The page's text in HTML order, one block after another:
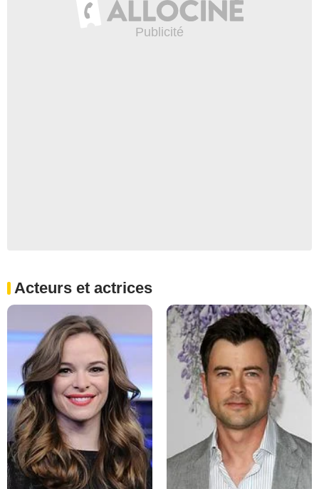
Acteurs et actrices